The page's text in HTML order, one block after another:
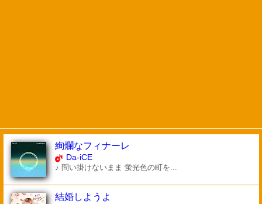
絢爛なフィナーレ
Da-iCE
♪ 問い掛けないまま 蛍光色の町を...
結婚しようよ